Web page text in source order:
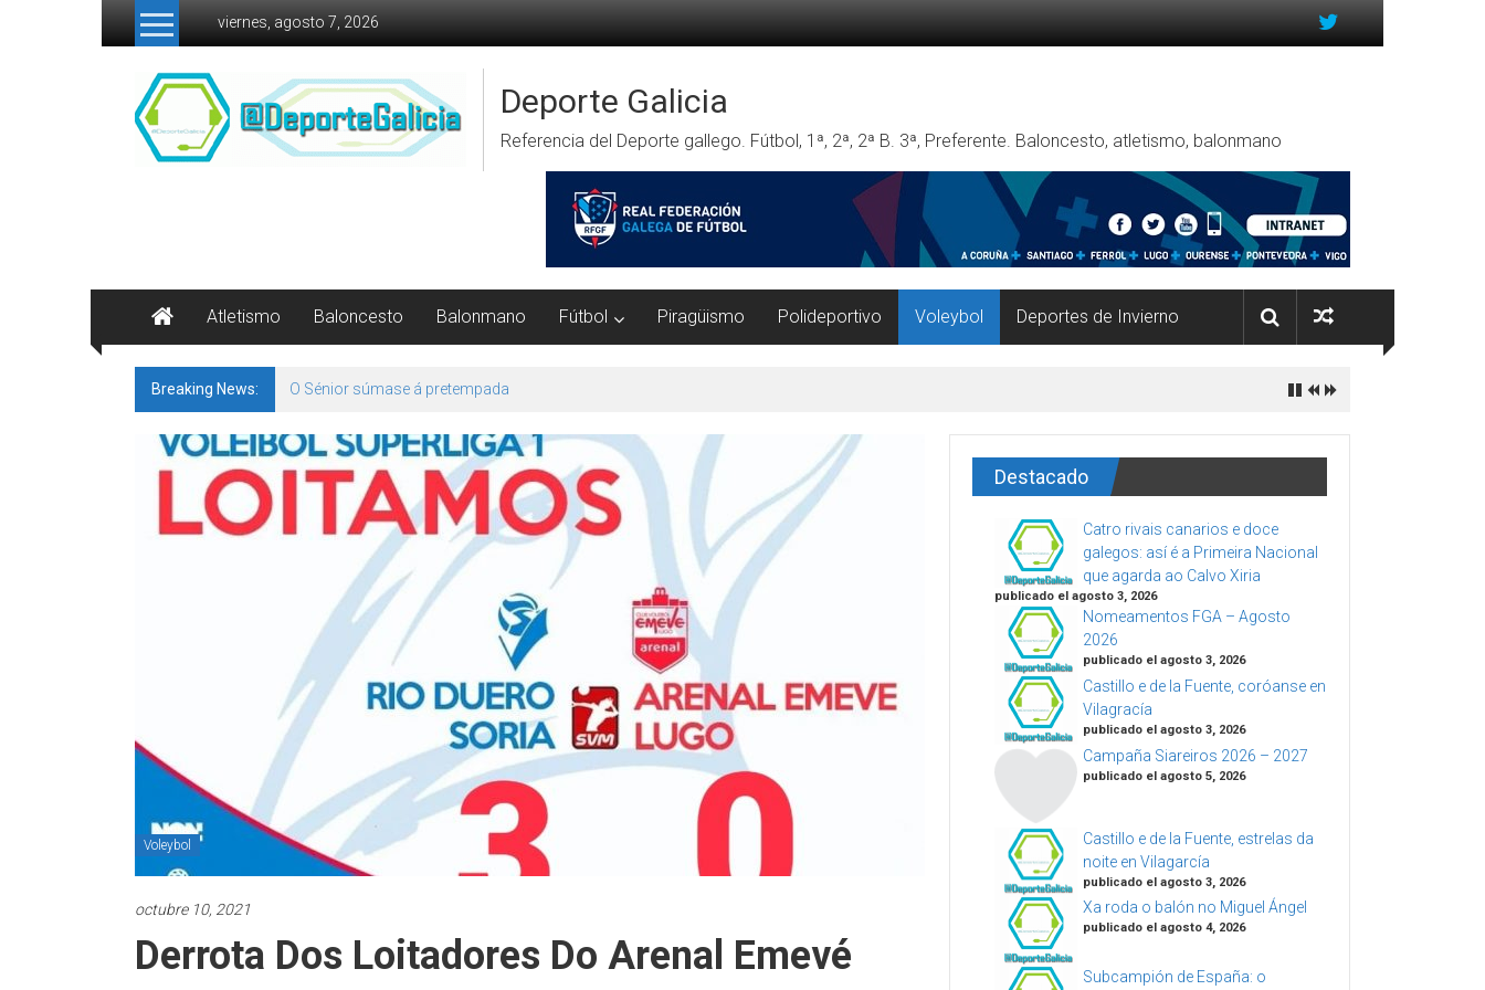
Skip to content
viernes, agosto 7, 2026
Deporte Galicia
Referencia del Deporte gallego. Fútbol, 1ª, 2ª, 2ª B. 3ª, Preferente. Baloncesto, atletismo, balonmano
Atletismo Baloncesto Balonmano Fútbol Piragüismo Polideportivo Voleybol Deportes de Invierno
Breaking News: O Sénior súmase á pretempada
Voleybol
octubre 10, 2021
Derrota Dos Loitadores Do Arenal Emevé
Destacado
Catro rivais canarios e doce
galegos: así é a Primeira Nacional
que agarda ao Calvo Xiria
publicado el agosto 3, 2026
Nomeamentos FGA – Agosto
2026
publicado el agosto 3, 2026
Castillo e de la Fuente, coróanse en
Vilagracía
publicado el agosto 3, 2026
Campaña Siareiros 2026 – 2027
publicado el agosto 5, 2026
Castillo e de la Fuente, estrelas da
noite en Vilagarcía
publicado el agosto 3, 2026
Xa roda o balón no Miguel Ángel
publicado el agosto 4, 2026
Subcampión de España: o